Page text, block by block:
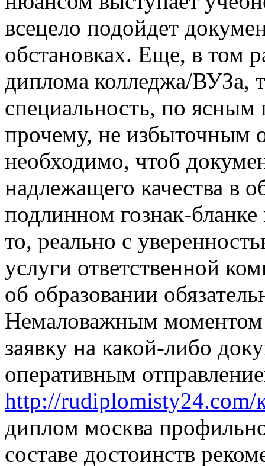
всецело подойдет
обстановках. Еще, в том
диплома колледжа/ВУЗа,
специальность, по
прочему, не избыточным
необходимо, чтоб
надлежащего качества в
подлинном гознак-
то, реально с
услуги ответственной
об образовании
Немаловажным моментом
заявку на какой-либо
оперативным
http://rudiplomisty24.com/
диплом москва
составе достоинств